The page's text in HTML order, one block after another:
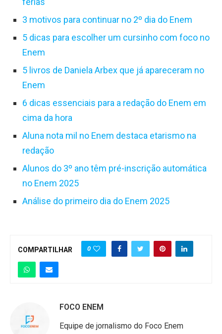
3 motivos para continuar no 2º dia do Enem
5 dicas para escolher um cursinho com foco no
Enem
5 livros de Daniela Arbex que já apareceram no
Enem
6 dicas essenciais para a redação do Enem em
cima da hora
Aluna nota mil no Enem destaca etarismo na
redação
Alunos do 3º ano têm pré-inscrição automática
no Enem 2025
Análise do primeiro dia do Enem 2025
COMPARTILHAR 0
FOCO ENEM
Equipe de jornalismo do Foco Enem